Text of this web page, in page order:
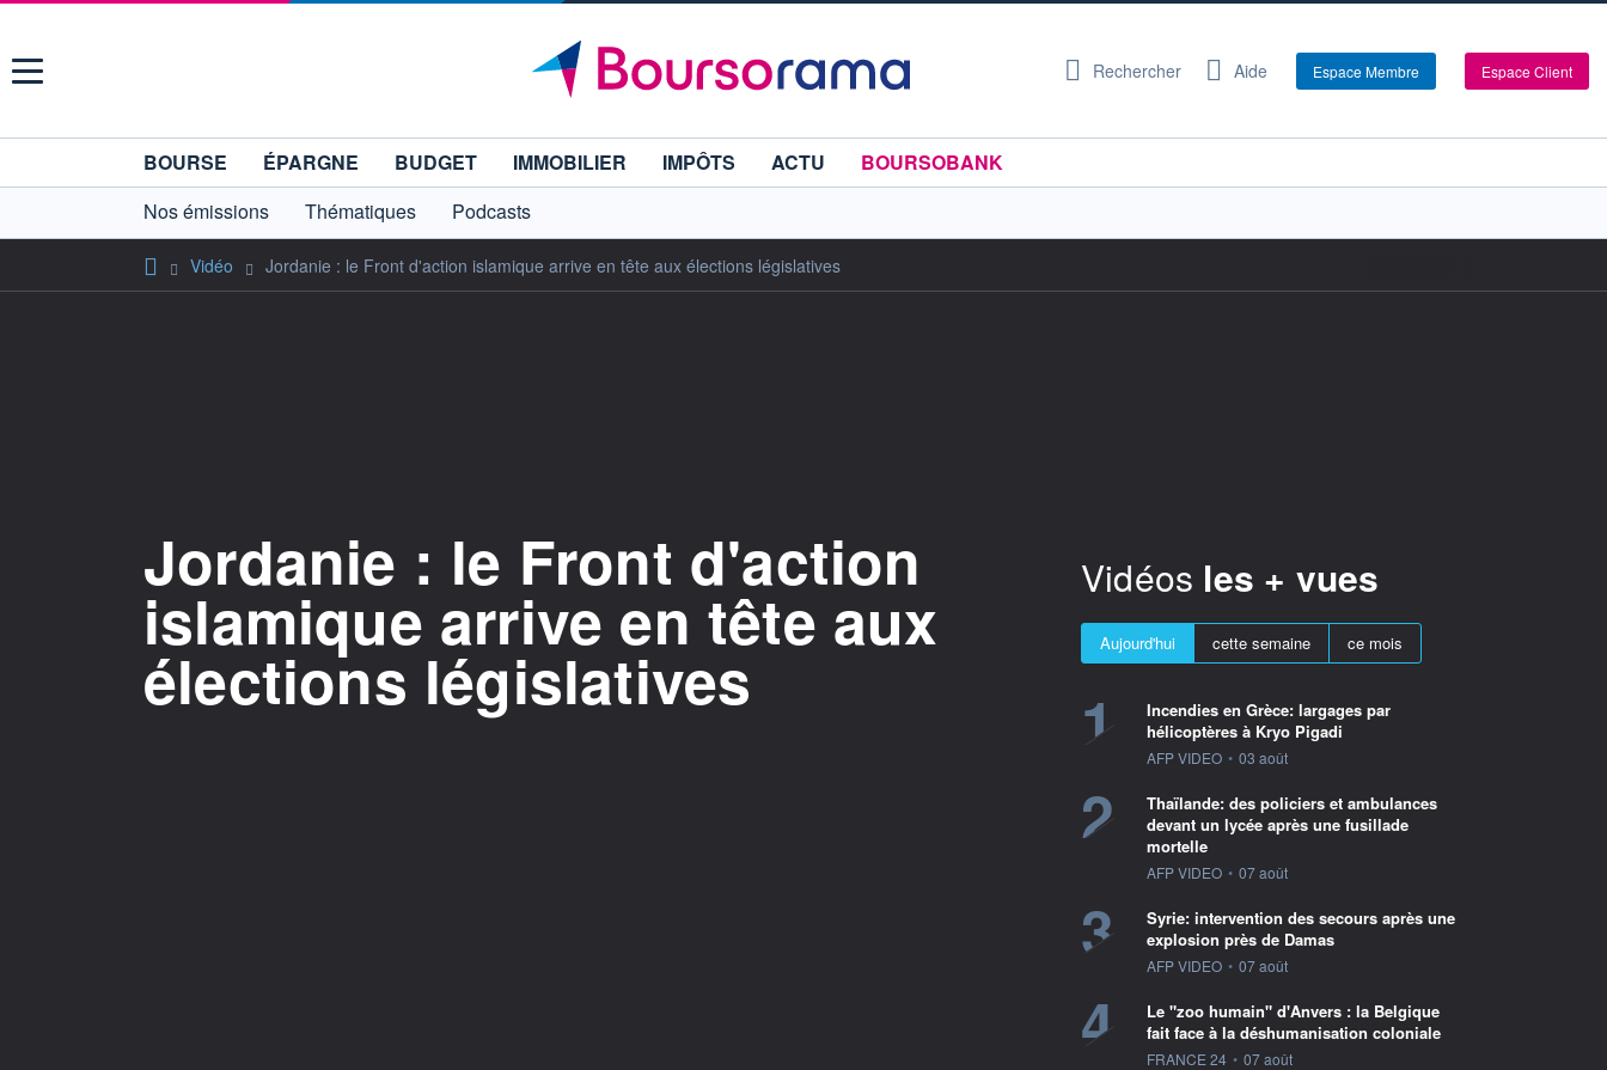
Menu Rechercher Aide Espace Membre Espace Client
BOURSE ÉPARGNE BUDGET IMMOBILIER IMPÔTS ACTU
BOURSOBANK
Nos émissions
Thématiques Podcasts
Vidéo Jordanie : le Front d'action islamique arrive en tête aux élections législatives
Jordanie : le Front d'action
islamique arrive en tête aux
élections législatives
Vidéos les + vues
Aujourd'hui cette semaine ce mois
1
Incendies en Grèce: largages par
hélicoptères à Kryo Pigadi
information fournie par
AFP VIDEO • 03 août
2
Thaïlande: des policiers et ambulances
devant un lycée après une fusillade
mortelle
information fournie par
AFP VIDEO • 07 août
3
Syrie: intervention des secours après une
explosion près de Damas
information fournie par
AFP VIDEO • 07 août
4
Le "zoo humain" d'Anvers : la Belgique
fait face à la déshumanisation coloniale
information fournie par
FRANCE 24 • 07 août